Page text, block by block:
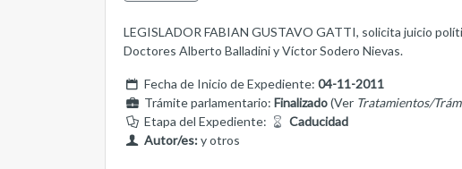
LEGISLADOR FABIAN GUSTAVO GATTI, solicita juicio
Doctores Alberto Balladini y Víctor Sodero Nievas.
Fecha de Inicio de Expediente: 04-11-2011
Trámite parlamentario: Finalizado(Ver Tratamientos/
Etapa del Expediente:
Caducidad
Autor/es:y otros